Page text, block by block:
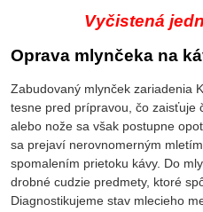
Vyčistená
Oprava mlynčeka na
Zabudovaný mlynček zariadenia
tesne pred prípravou, čo zaisťuje
alebo nože sa však postupne
sa prejaví nerovnomerným
spomalením prietoku kávy. Do
drobné cudzie predmety, ktoré
Diagnostikujeme stav mlecieho